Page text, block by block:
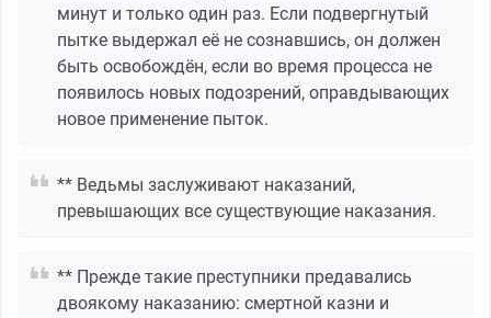
минут и только один раз. Если подвергнутый
пытке выдержал её не сознавшись, он должен
быть освобождён, если во время процесса не
появилось новых подозрений, оправдывающих
новое применение пыток.
** Ведьмы заслуживают наказаний,
превышающих все существующие наказания.
** Прежде такие преступники предавались
двоякому наказанию: смертной казни и